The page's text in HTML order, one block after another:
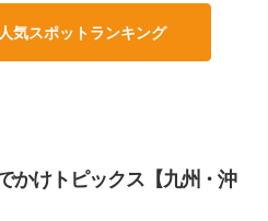
気スポットランキング
かけトピックス【九州・沖